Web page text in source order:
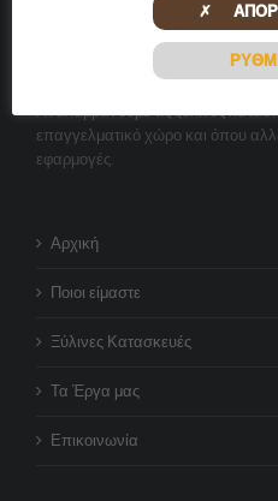
ΞΎΛΙΝΕΣ ΔΗΜΙΟΥΡΓΊΕΣ
Αναλαμβάνουμε τις ξύλινες
επαγγελματικό χώρο και όπου
εφαρμογές.
Αρχική
Ποιοι είμαστε
Ξύλινες Κατασκευές
Τα Έργα μας
Επικοινωνία
✗